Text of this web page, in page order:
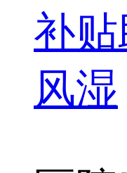
补
风湿